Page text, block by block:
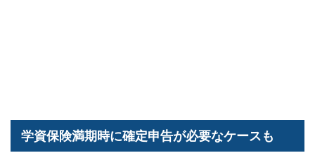
学資保険満期時に確定申告が必要なケースも